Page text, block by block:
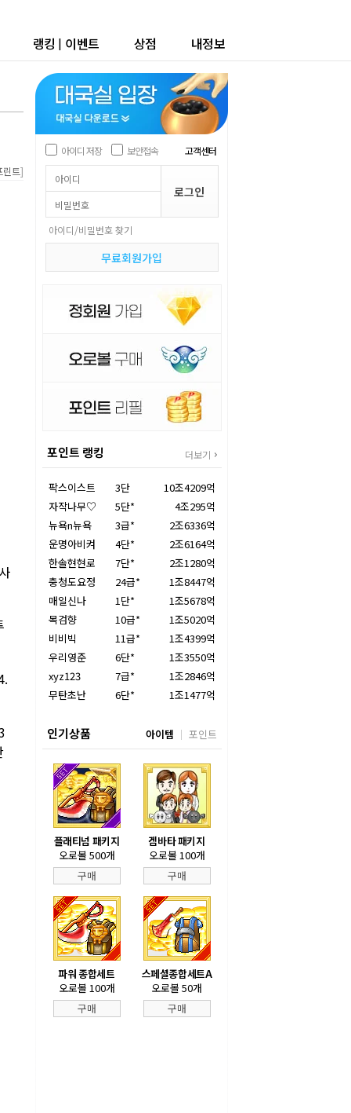
랭킹 | 이벤트 상점 내정보
린트]
아이디 저장 보안접속 고객센터
아이디/비밀번호 찾기
무료회원가입
포인트 랭킹 더보기
팍스이스트 3단
10조4209억
자작나무♡
5단*
4조295억
뉴욕n뉴욕
3급*
2조6336억
운명아비켜
4단*
2조6164억
한솔현현로
7단*
2조1280억
충청도요정
24급*
1조8447억
매일신나
1단*
1조5678억
목검향
10급*
1조5020억
비비빅
11급*
1조4399억
우리영준
6단*
1조3550억
xyz123
7급*
1조2846억
무탄초난
6단* 1조1477억
인기상품 아이템 포인트
플래티넘 패키지
오로볼 500개
구매
겜바타 패키지
오로볼 100개
구매
파워 종합세트
오로볼 100개
구매
스페셜종합세트A
오로볼 50개
구매